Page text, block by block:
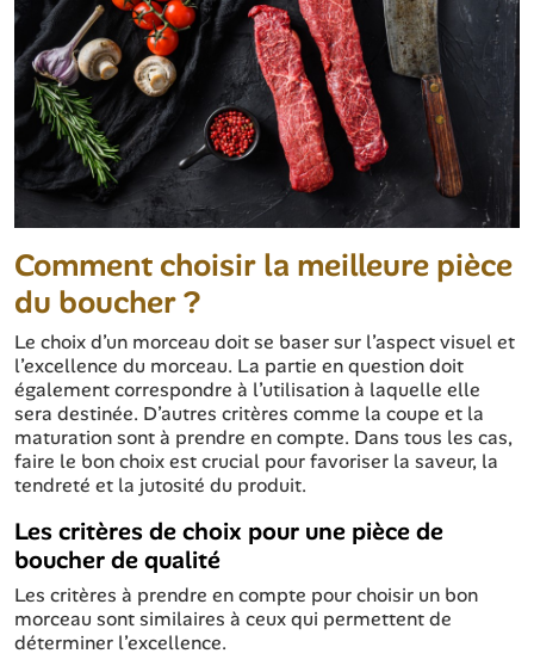
Comment choisir la meilleure pièce
du boucher ?
Le choix d’un morceau doit se baser sur l’aspect visuel et
l’excellence du morceau. La partie en question doit
également correspondre à l’utilisation à laquelle elle
sera destinée. D’autres critères comme la coupe et la
maturation sont à prendre en compte. Dans tous les cas,
faire le bon choix est crucial pour favoriser la saveur, la
tendreté et la jutosité du produit.
Les critères de choix pour une pièce de
boucher de qualité
Les critères à prendre en compte pour choisir un bon
morceau sont similaires à ceux qui permettent de
déterminer l’excellence.